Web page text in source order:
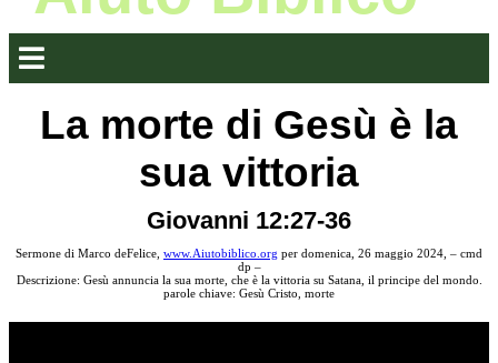
La morte di Gesù è la
sua vittoria
Giovanni 12:27-36
Sermone di Marco deFelice, www.Aiutobiblico.org per domenica, 26 maggio 2024, – cmd
dp –
Descrizione: Gesù annuncia la sua morte, che è la vittoria su Satana, il principe del mondo.
parole chiave: Gesù Cristo, morte